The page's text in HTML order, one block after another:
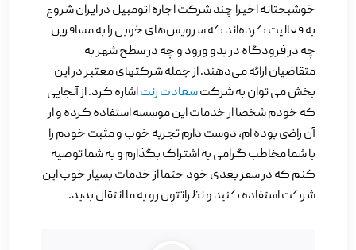
خوشبختانه اخیرا چند شرکت اجاره اتومبیل در ایران شروع
به فعالیت کرده‌اند که سرویس‌های خوبی را به مسافرین
چه در فرودگاه در بدو ورود و چه در سطح شهر به
متقاضیان ارائه می‌دهند. از جمله شرکتهای معتبر در این
بخش می توان به شرکتسعادت رنتاشاره کرد. از آنجایی
که خودم شخصا از خدمات این موسسه استفاده کرده و از
آن راضی بوده ام، دوست دارم تجربه خوب و مثبت خودم را
با شما مخاطب گرامی به اشتراک بگذارم و به شما توصیه
کنم که در سفر بعدی خود حتما از خدمات بسیار خوب این
شرکت استفاده‌ کنید و نظراتتون رو به ما انتقال بدید.